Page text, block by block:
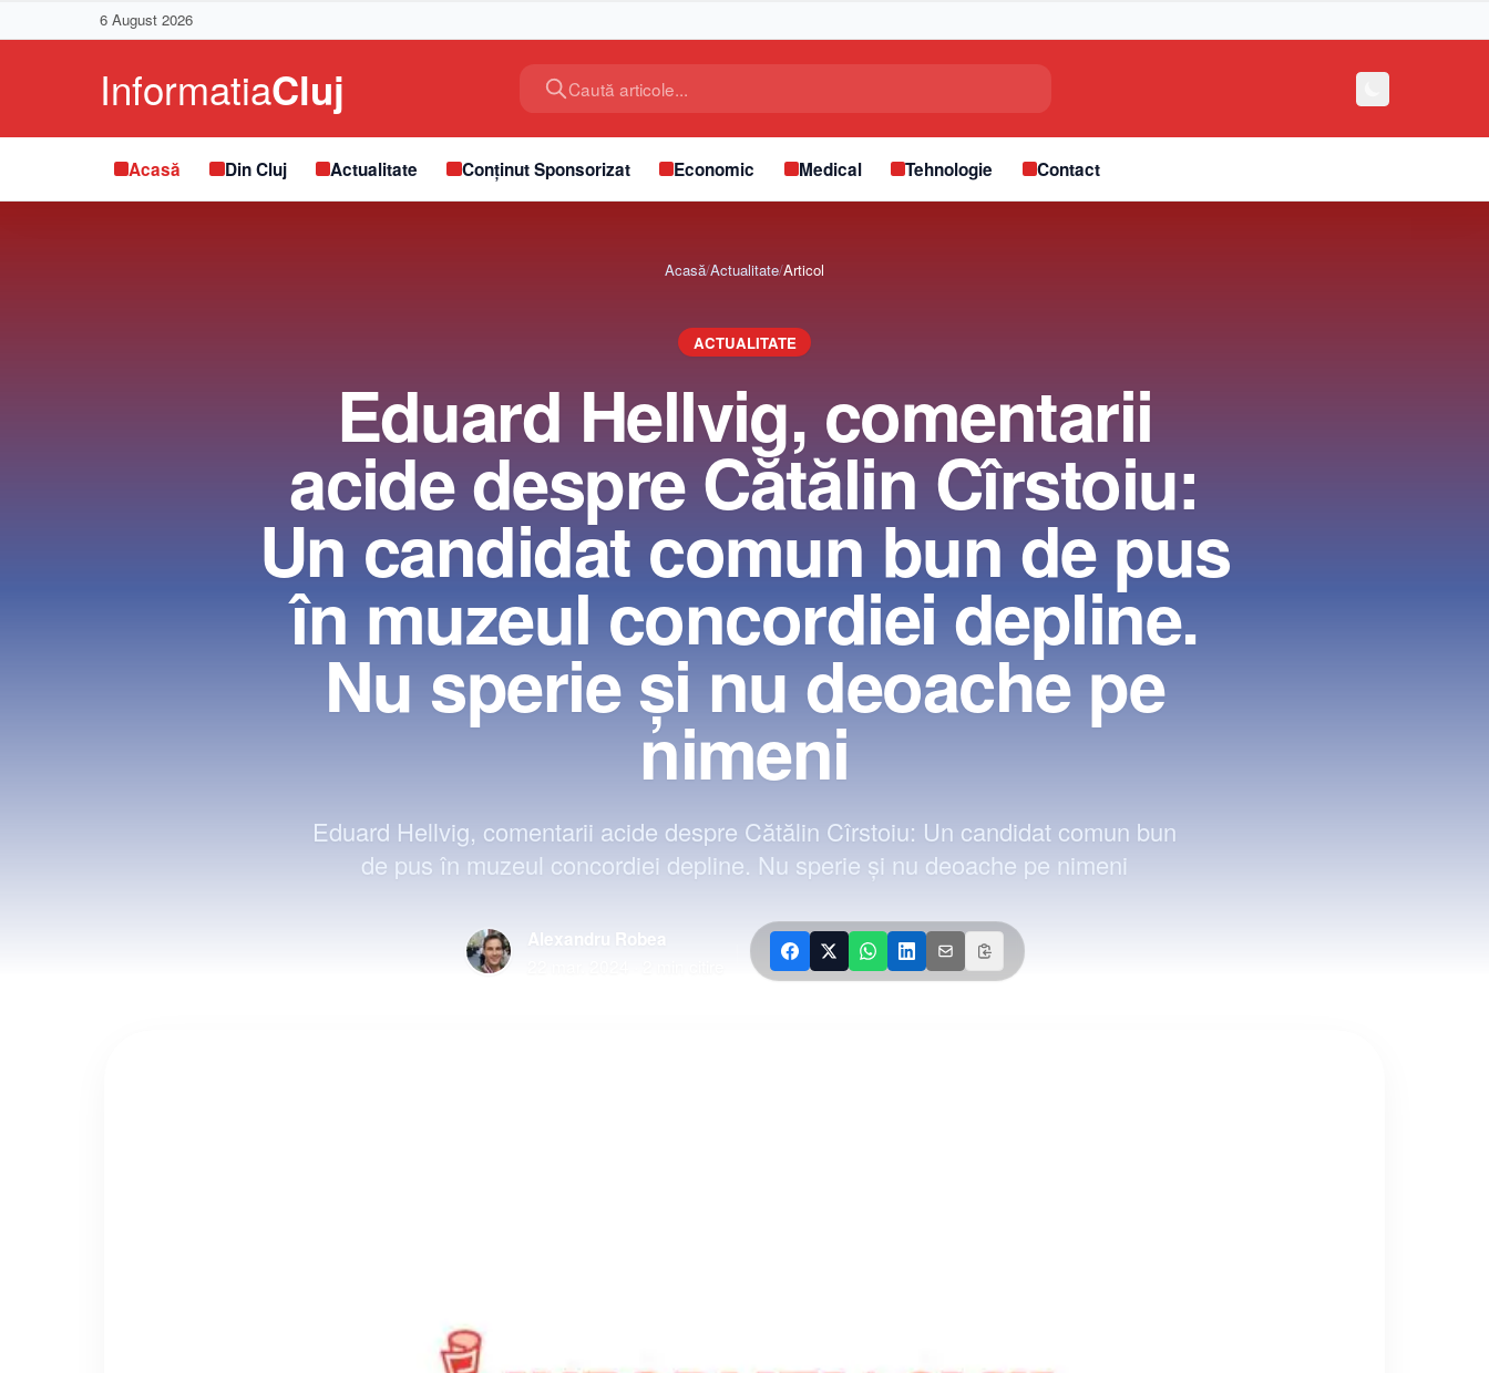
6 August 2026
Caută articole...
Acasă Din Cluj Actualitate Conținut Sponsorizat Economic Medical Tehnologie Contact
Acasă/Actualitate/Articol
ACTUALITATE
Eduard Hellvig, comentarii
acide despre Cătălin Cîrstoiu:
Un candidat comun bun de pus
în muzeul concordiei depline.
Nu sperie și nu deoache pe
nimeni
Eduard Hellvig, comentarii acide despre Cătălin Cîrstoiu: Un candidat comun bun
de pus în muzeul concordiei depline. Nu sperie și nu deoache pe nimeni
Alexandru Robea